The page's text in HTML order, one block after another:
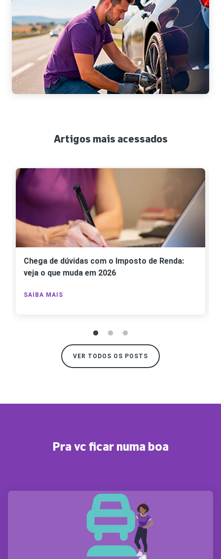
Artigos mais acessados
Chega de dúvidas com o Imposto de Renda:
veja o que muda em 2026
SAIBA MAIS
VER TODOS OS POSTS
Pra vc ficar numa boa